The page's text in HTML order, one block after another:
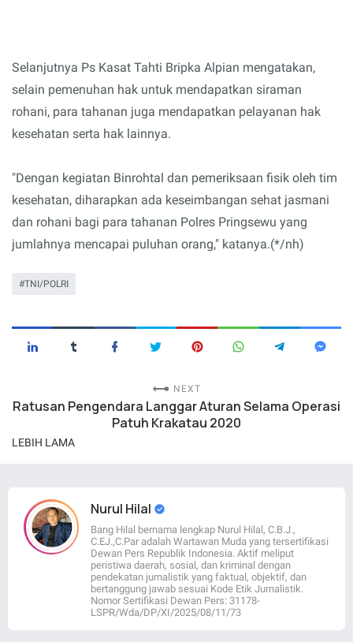
Selanjutnya Ps Kasat Tahti Bripka Alpian mengatakan,
selain pemenuhan hak untuk mendapatkan siraman
rohani, para tahanan juga mendapatkan pelayanan hak
kesehatan serta hak lainnya.
"Dengan kegiatan Binrohtal dan pemeriksaan fisik oleh tim
kesehatan, diharapkan ada keseimbangan sehat jasmani
dan rohani bagi para tahanan Polres Pringsewu yang
jumlahnya mencapai puluhan orang," katanya.(*/nh)
TNI/POLRI
NEXT
Ratusan Pengendara Langgar Aturan Selama Operasi
Patuh Krakatau 2020
LEBIH LAMA
Nurul Hilal
Bang Hilal bernama lengkap Nurul Hilal, C.B.J.,
C.EJ.,C.Par adalah Wartawan Muda yang tersertifikasi
Dewan Pers Republik Indonesia. Aktif meliput
peristiwa daerah, sosial, dan kriminal dengan
pendekatan jurnalistik yang faktual, objektif, dan
bertanggung jawab sesuai Kode Etik Jurnalistik.
Nomor Sertifikasi Dewan Pers: 31178-
LSPR/Wda/DP/XI/2025/08/11/73